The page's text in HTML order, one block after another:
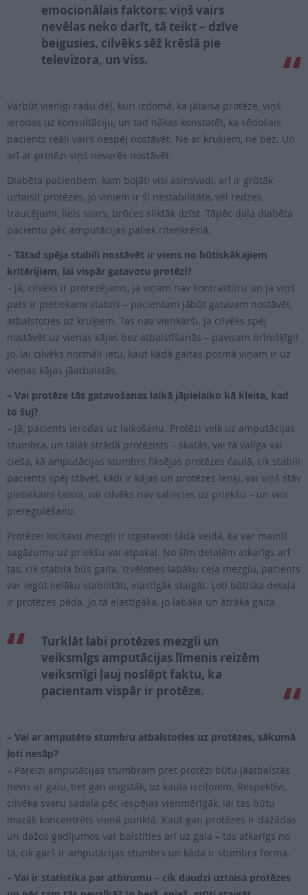
emocionālais faktors: viņš vairs
nevēlas neko darīt, tā teikt – dzīve
beigusies, cilvēks sēž krēslā pie
televizora, un viss.
Varbūt vienīgi radu dēļ, kuri izdomā, ka jātaisa protēze, viņš
ierodas uz konsultāciju, un tad nākas konstatēt, ka sēdošais
pacients reāli vairs nespēj nostāvēt. Ne ar kruķiem, ne bez. Un
arī ar protēzi viņš nevarēs nostāvēt.
Diabēta pacientiem, kam bojāti visi asinsvadi, arī ir grūtāk
uztaisīt protēzes, jo viņiem ir šī nestabilitāte, vēl redzes
traucējumi, liels svars, brūces sliktāk dzīst. Tāpēc daļa diabēta
pacientu pēc amputācijas paliek riteņkrēslā.
– Tātad spēja stabili nostāvēt ir viens no būtiskākajiem
kritērijiem, lai vispār gatavotu protēzi?
– Jā, cilvēks ir protezējams, ja viņam nav kontraktūru un ja viņš
pats ir pietiekami stabils – pacientam jābūt gatavam nostāvēt,
atbalstoties uz kruķiem. Tas nav vienkārši. Ja cilvēks spēj
nostāvēt uz vienas kājas bez atbalstīšanās – pavisam brīnišķīgi!
Jo, lai cilvēks normāli ietu, kaut kādā gaitas posmā viņam ir uz
vienas kājas jāatbalstās.
– Vai protēze tās gatavošanas laikā jāpielaiko kā kleita, kad
to šuj?
– Jā, pacients ierodas uz laikošanu. Protēzi velk uz amputācijas
stumbra, un tālāk strādā protēzists – skatās, vai tā vaļīga vai
cieša, kā amputācijas stumbrs fiksējas protēzes čaulā, cik stabili
pacients spēj stāvēt, kādi ir kājas un protēzes leņķi, vai viņš stāv
pietiekami taisni, vai cilvēks nav saliecies uz priekšu – un veic
pieregulēšanu.
Protēzei locītavu mezgli ir izgatavoti tādā veidā, ka var mainīt
sagāzumu uz priekšu vai atpakaļ. No šīm detaļām atkarīgs arī
tas, cik stabila būs gaita. Izvēloties labāku ceļa mezglu, pacients
var iegūt lielāku stabilitāti, elastīgāk staigāt. Ļoti būtiska detaļa
ir protēzes pēda. Jo tā elastīgāka, jo labāka un ātrāka gaita.
Turklāt labi protēzes mezgli un
veiksmīgs amputācijas līmenis reizēm
veiksmīgi ļauj noslēpt faktu, ka
pacientam vispār ir protēze.
– Vai ar amputēto stumbru atbalstoties uz protēzes, sākumā
ļoti nesāp?
– Pareizi amputācijas stumbram pret protēzi būtu jāatbalstās
nevis ar galu, bet gan augstāk, uz kaula izciļņiem. Respektīvi,
cilvēka svaru sadala pēc iespējas vienmērīgāk, lai tas būtu
mazāk koncentrēts vienā punktā. Kaut gan protēzes ir dažādas
un dažos gadījumos var balstīties arī uz gala – tas atkarīgs no
tā, cik garš ir amputācijas stumbrs un kāda ir stumbra forma.
– Vai ir statistika par atbirumu – cik daudzi uztaisa protēzes